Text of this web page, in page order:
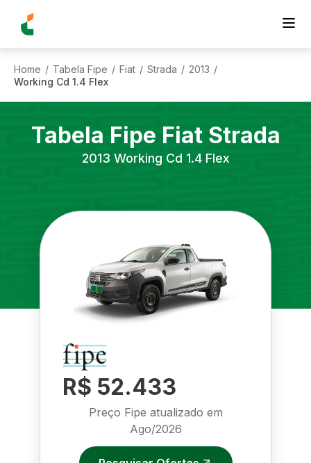
Home / Tabela Fipe / Fiat / Strada / 2013 /
Working Cd 1.4 Flex
Tabela Fipe Fiat Strada
2013 Working Cd 1.4 Flex
R$ 52.433
Preço Fipe atualizado em
Ago/2026